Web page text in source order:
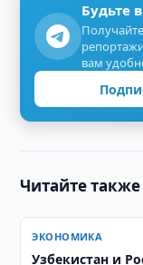
Будьте
вам
Читайте также
ЭКОНОМИКА
Узбекистан и